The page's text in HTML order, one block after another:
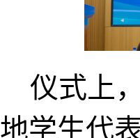
仪式 上
地学生代